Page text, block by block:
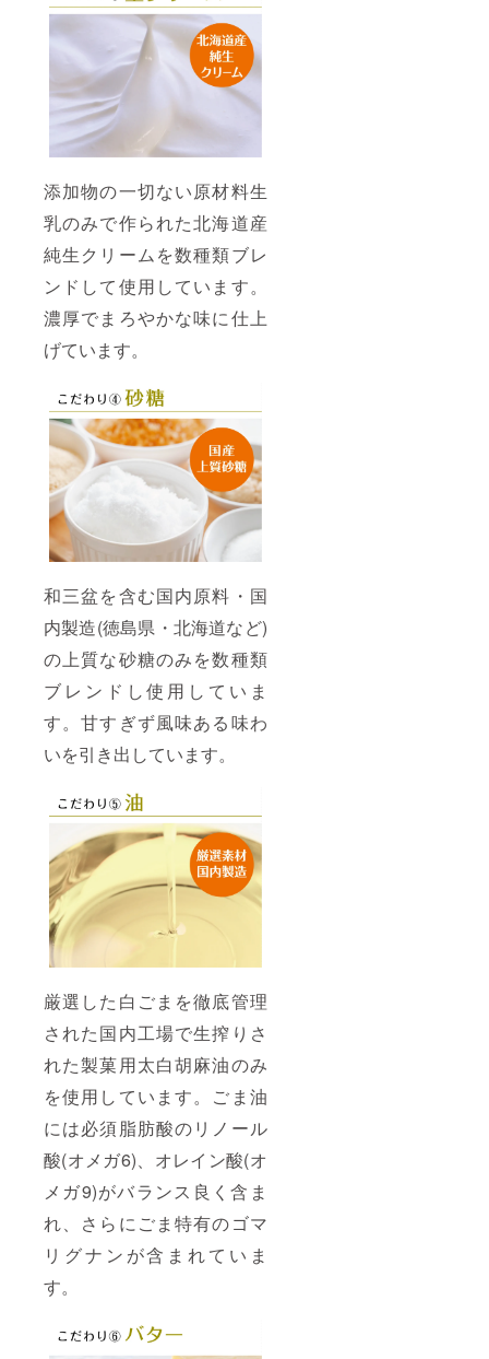
添加物の一切ない原材料生
乳のみで作られた北海道産
純生クリームを数種類ブレ
ンドして使用しています。
濃厚でまろやかな味に仕上
げています。
和三盆を含む国内原料・国
内製造(徳島県・北海道など)
の上質な砂糖のみを数種類
ブレンドし使用していま
す。甘すぎず風味ある味わ
いを引き出しています。
厳選した白ごまを徹底管理
された国内工場で生搾りさ
れた製菓用太白胡麻油のみ
を使用しています。ごま油
には必須脂肪酸のリノール
酸(オメガ6)、オレイン酸(オ
メガ9)がバランス良く含ま
れ、さらにごま特有のゴマ
リグナンが含まれていま
す。